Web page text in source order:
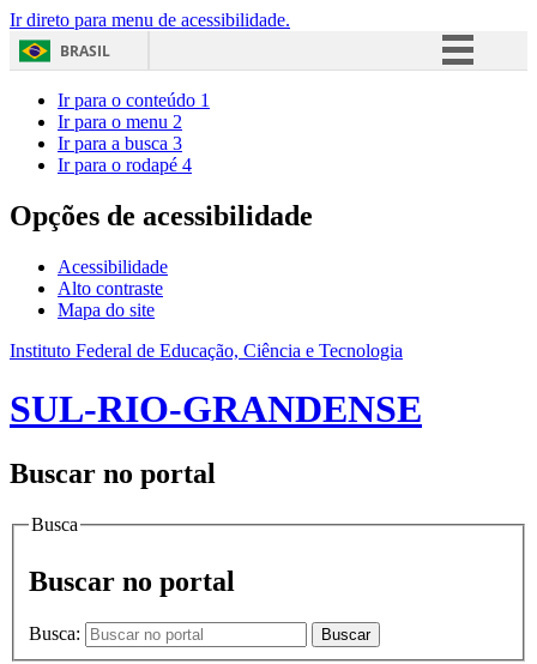
Ir direto para menu de acessibilidade.
BRASIL
Acesso à informação
Ir para o conteúdo 1
Ir para o menu 2
Ir para a busca 3
Ir para o rodapé 4
Opções de acessibilidade
Acessibilidade
Alto contraste
Mapa do site
Instituto Federal de Educação, Ciência e Tecnologia
SUL-RIO-GRANDENSE
Buscar no portal
Busca
Buscar no portal
Busca: Buscar